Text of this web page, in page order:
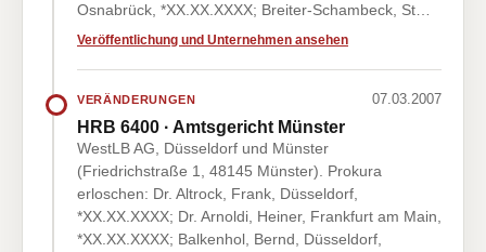
Osnabrück, *XX.XX.XXXX; Breiter-Schambeck, St…
Veröffentlichung und Unternehmen ansehen
VERÄNDERUNGEN 07.03.2007
HRB 6400 · Amtsgericht Münster
WestLB AG, Düsseldorf und Münster
(Friedrichstraße 1, 48145 Münster). Prokura
erloschen: Dr. Altrock, Frank, Düsseldorf,
*XX.XX.XXXX; Dr. Arnoldi, Heiner, Frankfurt am Main,
*XX.XX.XXXX; Balkenhol, Bernd, Düsseldorf,